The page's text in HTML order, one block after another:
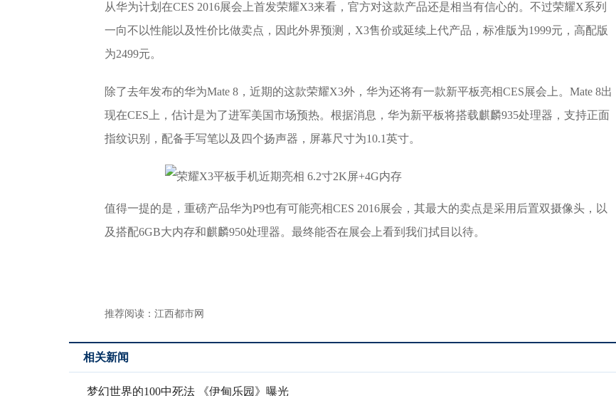
从华为计划在CES 2016展会上首发荣耀X3来看，官方对这款产品还是相当有信心的。不过荣耀X系列
一向不以性能以及性价比做卖点，因此外界预测，X3售价或延续上代产品，标准版为1999元，高配版
为2499元。
除了去年发布的华为Mate 8，近期的这款荣耀X3外，华为还将有一款新平板亮相CES展会上。Mate 8出
现在CES上，估计是为了进军美国市场预热。根据消息，华为新平板将搭载麒麟935处理器，支持正面
指纹识别，配备手写笔以及四个扬声器，屏幕尺寸为10.1英寸。
值得一提的是，重磅产品华为P9也有可能亮相CES 2016展会，其最大的卖点是采用后置双摄像头，以
及搭配6GB大内存和麒麟950处理器。最终能否在展会上看到我们拭目以待。
推荐阅读： 江西都市网
相关新闻
梦幻世界的100中死法 《伊甸乐园》曝光